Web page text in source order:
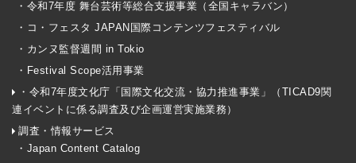
・令和7年度 舞台芸術等総合支援事業（全国キャラバン）
・コ・フェスタ JAPAN国際コンテンツフェスティバル
・カンヌ監督週間 in Tokio
・Festival Scope活用事業
・令和7年度文化庁「国際文化交流・協力推進事業」（TICAD9関
連イベントに係る調査及び企画運営実施業務）
調査・情報サービス
・Japan Content Catalog